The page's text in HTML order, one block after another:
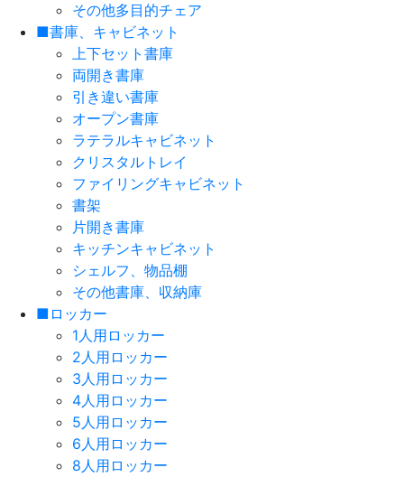
その他多目的チェア
■書庫、キャビネット
上下セット書庫
両開き書庫
引き違い書庫
オープン書庫
ラテラルキャビネット
クリスタルトレイ
ファイリングキャビネット
書架
片開き書庫
キッチンキャビネット
シェルフ、物品棚
その他書庫、収納庫
■ロッカー
1人用ロッカー
2人用ロッカー
3人用ロッカー
4人用ロッカー
5人用ロッカー
6人用ロッカー
8人用ロッカー